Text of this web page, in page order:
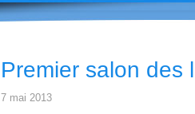
Premier salon des
7 mai 2013